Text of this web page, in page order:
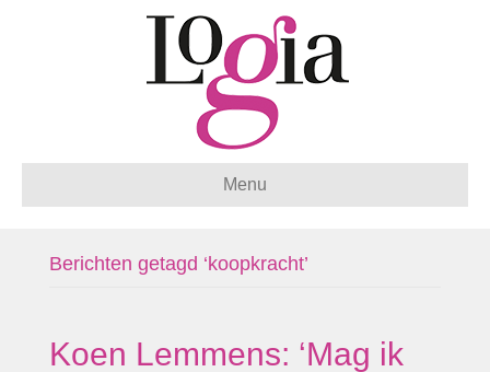
Menu
Berichten getagd ‘koopkracht’
Koen Lemmens: ‘Mag ik